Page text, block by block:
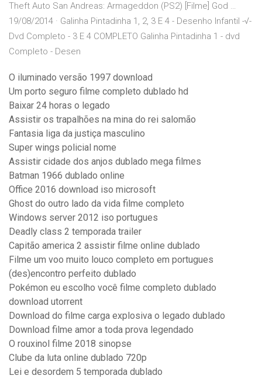
Theft Auto San Andreas: Armageddon (PS2) [Filme] God …
19/08/2014 · Galinha Pintadinha 1, 2, 3 E 4 - Desenho Infantil -√-
Dvd Completo - 3 E 4 COMPLETO Galinha Pintadinha 1 - dvd
Completo - Desen
O iluminado versão 1997 download
Um porto seguro filme completo dublado hd
Baixar 24 horas o legado
Assistir os trapalhões na mina do rei salomão
Fantasia liga da justiça masculino
Super wings policial nome
Assistir cidade dos anjos dublado mega filmes
Batman 1966 dublado online
Office 2016 download iso microsoft
Ghost do outro lado da vida filme completo
Windows server 2012 iso portugues
Deadly class 2 temporada trailer
Capitão america 2 assistir filme online dublado
Filme um voo muito louco completo em portugues
(des)encontro perfeito dublado
Pokémon eu escolho você filme completo dublado
download utorrent
Download do filme carga explosiva o legado dublado
Download filme amor a toda prova legendado
O rouxinol filme 2018 sinopse
Clube da luta online dublado 720p
Lei e desordem 5 temporada dublado